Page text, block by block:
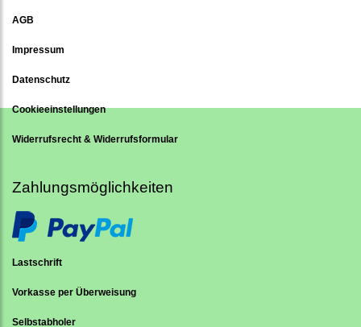
AGB
Impressum
Datenschutz
Cookieeinstellungen
Widerrufsrecht & Widerrufsformular
Zahlungsmöglichkeiten
Lastschrift
Vorkasse per Überweisung
Selbstabholer